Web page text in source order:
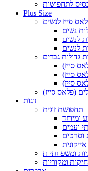
Plus Size
סייז לנשים
נשים
לנשים
לנשים
גדולות גברים
סייז)
סייז)
סייז)
(פלאס סייז)
זוגות
תחפושת זוגית
ומיוחד
ועמים
וסרטים
ומשפחתיות
ומקוריות